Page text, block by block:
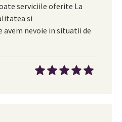
serviciile oferite La
si
nevoie in situatii de